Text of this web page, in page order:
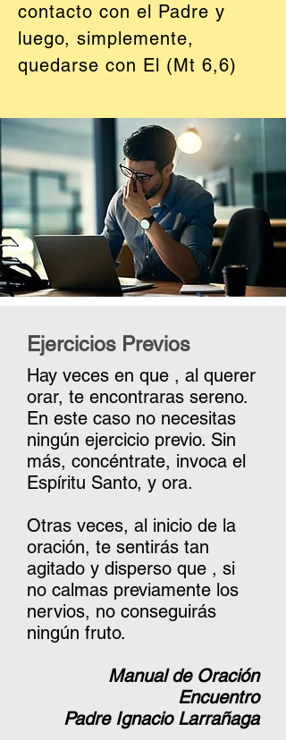
contacto con el Padre y
luego, simplemente,
quedarse con El (Mt 6,6)
Ejercicios Previos
Hay veces en que , al querer
orar, te encontraras sereno.
En este caso no necesitas
ningún ejercicio previo. Sin
más, concéntrate, invoca el
Espíritu Santo, y ora.
Otras veces, al inicio de la
oración, te sentirás tan
agitado y disperso que , si
no calmas previamente los
nervios, no conseguirás
ningún fruto.
Manual de Oración
Encuentro
Padre Ignacio Larrañaga